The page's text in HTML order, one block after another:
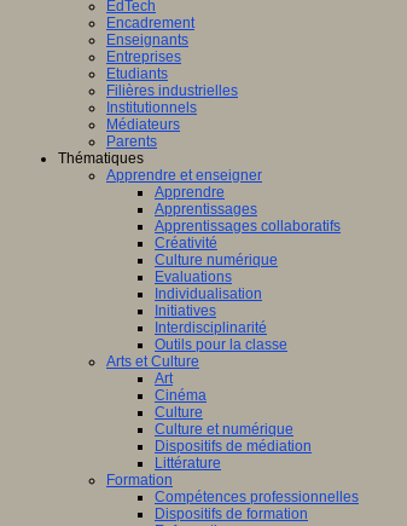
EdTech
Encadrement
Enseignants
Entreprises
Etudiants
Filières industrielles
Institutionnels
Médiateurs
Parents
Thématiques
Apprendre et enseigner
Apprendre
Apprentissages
Apprentissages collaboratifs
Créativité
Culture numérique
Evaluations
Individualisation
Initiatives
Interdisciplinarité
Outils pour la classe
Arts et Culture
Art
Cinéma
Culture
Culture et numérique
Dispositifs de médiation
Littérature
Formation
Compétences professionnelles
Dispositifs de formation